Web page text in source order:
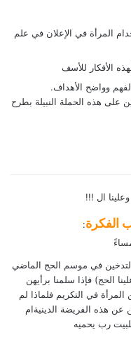
المرأة في الإعلان في علم
الأفكار للأسف
وواضح الأهداف.
على هذه الحملة النبيلة بطرح
ال !!!
الفكرة:
في موسم الحج الماضي
الحج) فإذا سلمنا برأيهن
في التكريم فلماذا لم
عن هذه الفريضة الدينيةام
رب يحميه